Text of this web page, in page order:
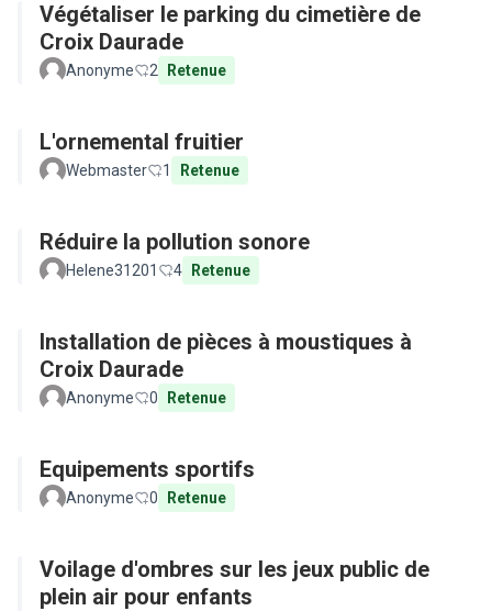
Végétaliser le parking du cimetière de
Croix Daurade
Anonyme 2 Retenue
L'ornemental fruitier
Webmaster 1 Retenue
Réduire la pollution sonore
Helene31201 4 Retenue
Installation de pièces à moustiques à
Croix Daurade
Anonyme 0 Retenue
Equipements sportifs
Anonyme 0 Retenue
Voilage d'ombres sur les jeux public de
plein air pour enfants